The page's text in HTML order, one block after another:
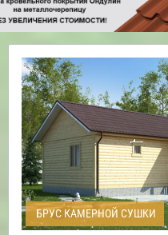
БРУС КАМЕРНОЙ СУШКИ